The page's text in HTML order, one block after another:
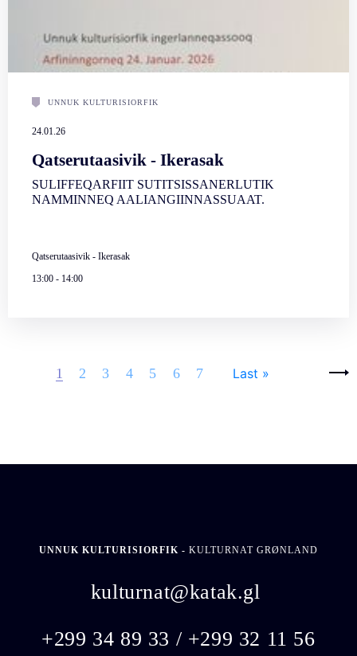
UNNUK KULTURISIORFIK
24.01.26
Qatserutaasivik - Ikerasak
SULIFFEQARFIIT SUTITSISSANERLUTIK
NAMMINNEQ AALIANGIINNASSUAAT.
Qatserutaasivik - Ikerasak
13:00 - 14:00
Pages
1 2 3 4 5 6 7 Next ›
Last »
UNNUK KULTURISIORFIK - KULTURNAT GRØNLAND
kulturnat@katak.gl
+299 34 89 33 / +299 32 11 56